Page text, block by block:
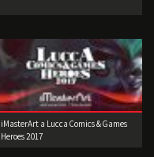
iMasterArt a Lucca Comics & Games
Heroes 2017